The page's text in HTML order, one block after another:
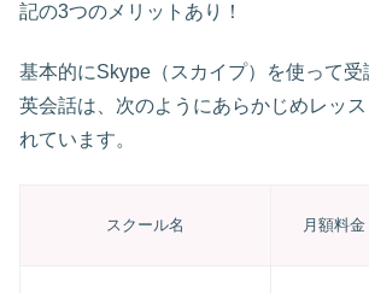
記の3つのメリットあり！
基本的にSkype（スカイプ）を使って受
英会話は、次のようにあらかじめレッ
れています。
スクール名 月額料金